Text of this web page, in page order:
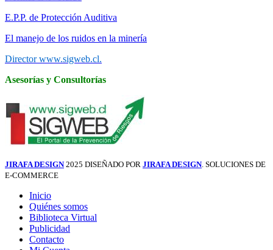
E.P.P. de Protección Auditiva
El manejo de los ruidos en la minería
Director www.sigweb.cl.
Asesorías y Consultorías
JIRAFA DESIGN 2025 DISEÑADO POR JIRAFA DESIGN. SOLUCIONES DE
E-COMMERCE
Inicio
Quiénes somos
Biblioteca Virtual
Publicidad
Contacto